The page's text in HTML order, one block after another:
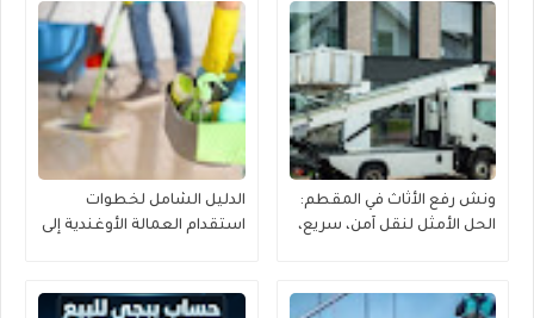
ونش رفع الأثاث في المقطم:
الحل الأمثل لنقل آمن، سريع،
الدليل الشامل لخطوات
استقدام العمالة الأوغندية إلى